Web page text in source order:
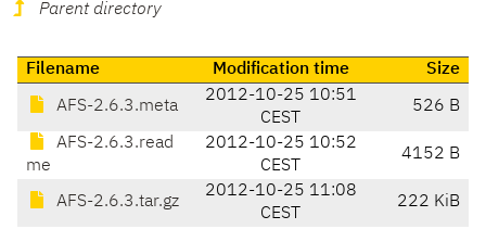
Parent directory
Filename Modification time Size
AFS-2.6.3.meta
2012-10-25 10:51
CEST
526 B
AFS-2.6.3.read
me
2012-10-25 10:52
CEST
4152 B
AFS-2.6.3.tar.gz
2012-10-25 11:08
CEST
222 KiB